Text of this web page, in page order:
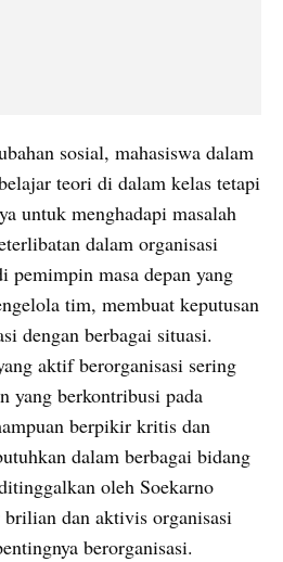
sosial, mahasiswa dalam
teori di dalam kelas tetapi
untuk menghadapi masalah
dalam organisasi
pemimpin masa depan yang
tim, membuat keputusan
dengan berbagai situasi.
aktif berorganisasi sering
yang berkontribusi pada
berpikir kritis dan
dalam berbagai bidang
oleh Soekarno
dan aktivis organisasi
berorganisasi.